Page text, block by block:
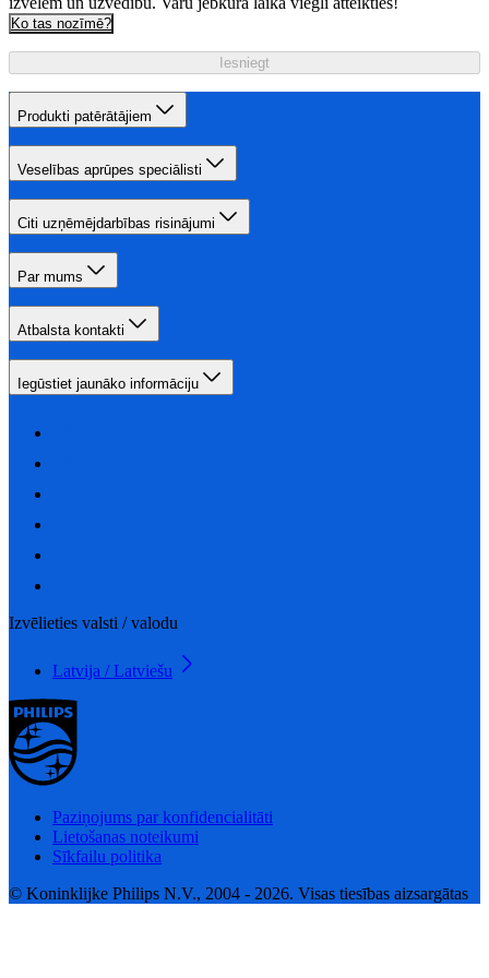
Ko tas nozīmē?
Iesniegt
Produkti patērātājiem
Veselības aprūpes speciālisti
Citi uzņēmējdarbības risinājumi
Par mums
Atbalsta kontakti
Iegūstiet jaunāko informāciju
Izvēlieties valsti / valodu
Latvija / Latviešu
Paziņojums par konfidencialitāti
Lietošanas noteikumi
Sīkfailu politika
© Koninklijke Philips N.V., 2004 - 2026. Visas tiesības aizsargātas